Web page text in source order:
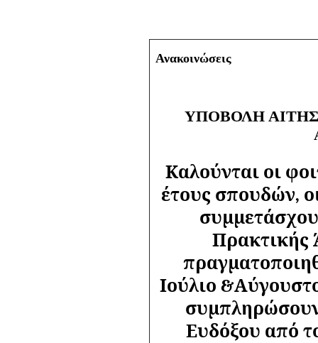
Ανακοινώσεις
ΥΠΟΒΟΛΗ
Καλούνται οι
έτους σπουδών,
Πρακτικής
Ιούλιο
Ευδόξου από